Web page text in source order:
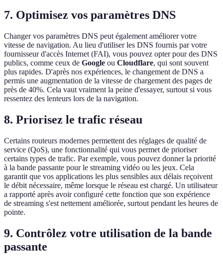
7. Optimisez vos paramètres DNS
Changer vos paramètres DNS peut également améliorer votre
vitesse de navigation. Au lieu d'utiliser les DNS fournis par votre
fournisseur d'accès Internet (FAI), vous pouvez opter pour des DNS
publics, comme ceux de Google ou Cloudflare, qui sont souvent
plus rapides. D'après nos expériences, le changement de DNS a
permis une augmentation de la vitesse de chargement des pages de
près de 40%. Cela vaut vraiment la peine d'essayer, surtout si vous
ressentez des lenteurs lors de la navigation.
8. Priorisez le trafic réseau
Certains routeurs modernes permettent des réglages de qualité de
service (QoS), une fonctionnalité qui vous permet de prioriser
certains types de trafic. Par exemple, vous pouvez donner la priorité
à la bande passante pour le streaming vidéo ou les jeux. Cela
garantit que vos applications les plus sensibles aux délais reçoivent
le débit nécessaire, même lorsque le réseau est chargé. Un utilisateur
a rapporté après avoir configuré cette fonction que son expérience
de streaming s'est nettement améliorée, surtout pendant les heures de
pointe.
9. Contrôlez votre utilisation de la bande
passante